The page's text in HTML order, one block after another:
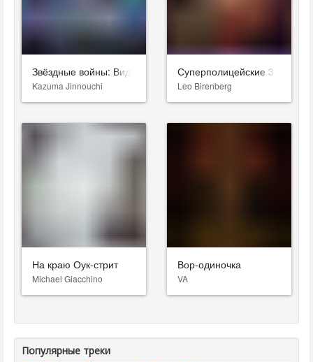
Звёздные войны: Видения. Девятый джедай
Kazuma Jinnouchi
Суперполицейские 3
Leo Birenberg
На краю Оук-стрит
Michael Giacchino
Вор-одиночка
VA
Популярные треки